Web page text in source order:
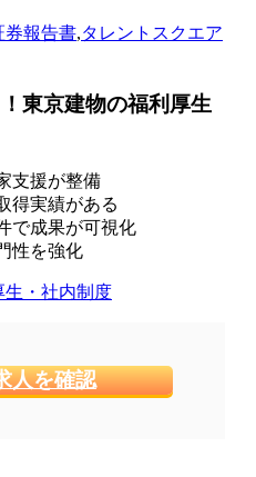
券報告書,タレントスクエア
東京建物の福利厚生
支援が整備
得実績がある
で成果が可視化
性を強化
生・社内制度
人を確認